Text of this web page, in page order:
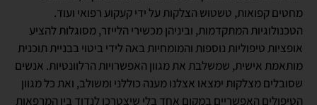
מחטים קפואות, טשטוש הצלקות על ידי קעקוע רפואי ועוד.
הטכנולוגיות המתקדמות, וביניהן מכשירי הלייזר, מסוגלות להציע
אופציות טיפוליות נוספות והמומחיות באה לידי ביטוי בבניית תוכנית
מותאמת אישית, שמשלבת את מגוון האפשרויות הרלוונטיות. אנשים
שסובלים מצלקות ימצאו אצלנו מענה כוללני ומשולב, ואת כל מגוון
הטיפולים האפשריים במקום אחד בלי שיצטרכו לנדוד בין המרפאות